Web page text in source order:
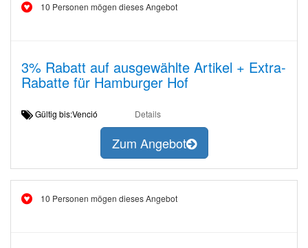
10 Personen mögen dieses Angebot
3% Rabatt auf ausgewählte Artikel + Extra-
Rabatte für Hamburger Hof
Gültig bis:Venció Details
Zum Angebot
10 Personen mögen dieses Angebot